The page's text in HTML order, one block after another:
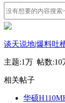
谈天说地|爆料吐
主题:1万 帖数:10
相关帖子
华硕